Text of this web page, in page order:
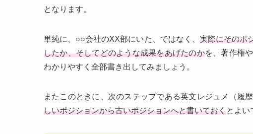
となります。
単純に、○○会社のXX部にいた、ではなく、 実際にそのポ
したか、そしてどのような成果をあげたのかを、著作権
わかりやすく全部書き出してみましょう。
またこのときに、次のステップである英文レジュメ（履
しいポジションから古いポジションへと書いておくとよい